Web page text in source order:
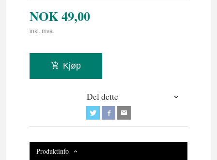
NOK49,00
inkl. mva.
Kjøp
Del dette
Produktinfo